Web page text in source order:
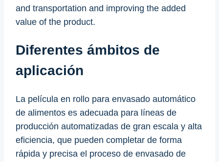
and transportation and improving the added
value of the product.
Diferentes ámbitos de
aplicación
La película en rollo para envasado automático
de alimentos es adecuada para líneas de
producción automatizadas de gran escala y alta
eficiencia, que pueden completar de forma
rápida y precisa el proceso de envasado de